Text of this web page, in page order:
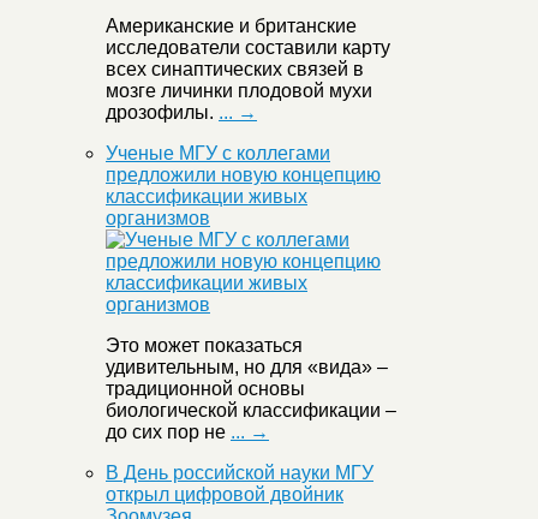
Американские и британские
исследователи составили карту
всех синаптических связей в
мозге личинки плодовой мухи
дрозофилы. ... →
Ученые МГУ с коллегами
предложили новую концепцию
классификации живых
организмов
Это может показаться
удивительным, но для «вида» –
традиционной основы
биологической классификации –
до сих пор не ... →
В День российской науки МГУ
открыл цифровой двойник